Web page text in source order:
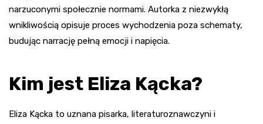
narzuconymi społecznie normami. Autorka z niezwykłą
wnikliwością opisuje proces wychodzenia poza schematy,
budując narrację pełną emocji i napięcia.
Kim jest Eliza Kącka?
Eliza Kącka to uznana pisarka, literaturoznawczyni i